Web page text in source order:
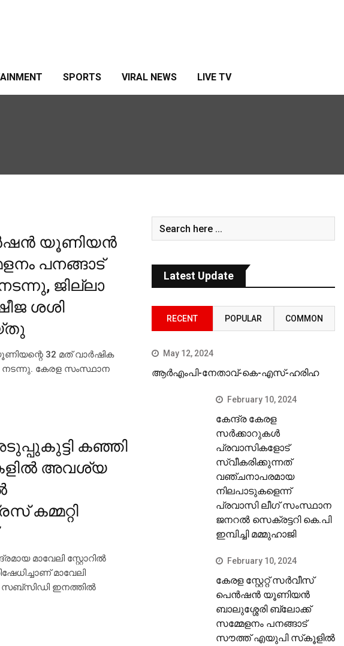
SPORTS VIRAL NEWS LIVE TV
യൂണിയന്‍
പനങ്ങാട്
ജില്ലാ
ശശി
32 മത് വാര്‍ഷിക
കേരള സംസ്ഥാന
കഞ്ഞി
അവശ്യ
കമ്മറ്റി
മാവേലി സ്റ്റോറില്‍
മാവേലി
സബ്സിഡി ഇനത്തില്‍
Latest Update
RECENT POPULAR COMMON
May 12, 2024
ആർഎംപി-നേതാവ്-കെ-എസ്-ഹരിഹ
February 10, 2024
കേന്ദ്ര കേരള
സര്‍ക്കാറുകള്‍
പ്രവാസികളോട്
സ്വീകരിക്കുന്നത്
വഞ്ചനാപരമായ
നിലപാടുകളെന്ന്
പ്രവാസി ലീഗ് സംസ്ഥാന
ജനറല്‍ സെക്രട്ടറി കെ.പി
ഇമ്പിച്ചി മമ്മുഹാജി
February 10, 2024
കേരള സ്റ്റേറ്റ് സര്‍വീസ്
പെന്‍ഷന്‍ യൂണിയന്‍
ബാലുശ്ശേരി ബ്ലോക്ക്
സമ്മേളനം പനങ്ങാട്
സൗത്ത് എയുപി സ്‌കൂളില്‍